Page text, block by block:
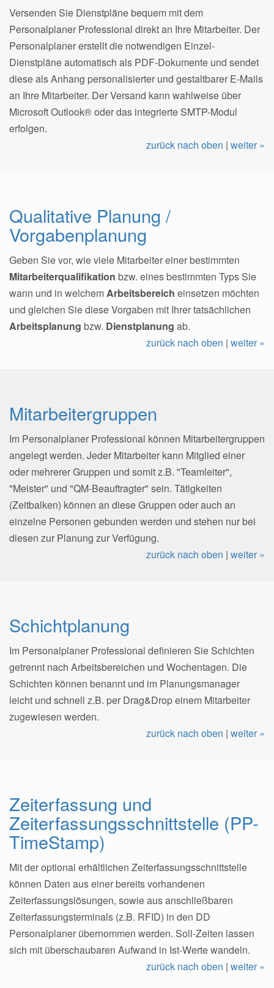
Versenden Sie Dienstpläne bequem mit dem
Personalplaner Professional direkt an Ihre Mitarbeiter. Der
Personalplaner erstellt die notwendigen Einzel-
Dienstpläne automatisch als PDF-Dokumente und sendet
diese als Anhang personalisierter und gestaltbarer E-Mails
an Ihre Mitarbeiter. Der Versand kann wahlweise über
Microsoft Outlook® oder das integrierte SMTP-Modul
erfolgen.
zurück nach oben | weiter »
Qualitative Planung /
Vorgabenplanung
Geben Sie vor, wie viele Mitarbeiter einer bestimmten
Mitarbeiterqualifikation bzw. eines bestimmten Typs Sie
wann und in welchemArbeitsbereich einsetzen möchten
und gleichen Sie diese Vorgaben mit Ihrer tatsächlichen
Arbeitsplanung bzw. Dienstplanung ab.
zurück nach oben | weiter »
Mitarbeitergruppen
Im Personalplaner Professional können Mitarbeitergruppen
angelegt werden. Jeder Mitarbeiter kann Mitglied einer
oder mehrerer Gruppen und somit z.B. "Teamleiter",
"Meister" und "QM-Beauftragter" sein. Tätigkeiten
(Zeitbalken) können an diese Gruppen oder auch an
einzelne Personen gebunden werden und stehen nur bei
diesen zur Planung zur Verfügung.
zurück nach oben | weiter »
Schichtplanung
Im Personalplaner Professional definieren Sie Schichten
getrennt nach Arbeitsbereichen und Wochentagen. Die
Schichten können benannt und im Planungsmanager
leicht und schnell z.B. per Drag&Drop einem Mitarbeiter
zugewiesen werden.
zurück nach oben | weiter »
Zeiterfassung und
Zeiterfassungsschnittstelle (PP-
TimeStamp)
Mit der optional erhältlichen Zeiterfassungsschnittstelle
können Daten aus einer bereits vorhandenen
Zeiterfassungslösungen, sowie aus anschließbaren
Zeiterfassungsterminals (z.B. RFID) in den DD
Personalplaner übernommen werden. Soll-Zeiten lassen
sich mit überschaubaren Aufwand in Ist-Werte wandeln.
zurück nach oben | weiter »